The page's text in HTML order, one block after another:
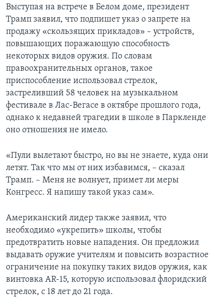
Выступая на встрече в Белом доме, президент
Трамп заявил, что подпишет указ о запрете на
продажу «скользящих прикладов» – устройств,
повышающих поражающую способность
некоторых видов оружия. По словам
правоохранительных органов, такое
приспособление использовал стрелок,
застреливший 58 человек на музыкальном
фестивале в Лас-Вегасе в октябре прошлого года,
однако к недавней трагедии в школе в Паркленде
оно отношения не имело.
«Пули вылетают быстро, но вы не знаете, куда они
летят. Так что мы от них избавимся, – сказал
Трамп. – Меня не волнует, примет ли меры
Конгресс. Я напишу такой указ сам».
Американский лидер также заявил, что
необходимо «укрепить» школы, чтобы
предотвратить новые нападения. Он предложил
выдавать оружие учителям и повысить возрастное
ограничение на покупку таких видов оружия, как
винтовка AR-15, которую использовал флоридский
стрелок, с 18 лет до 21 года.